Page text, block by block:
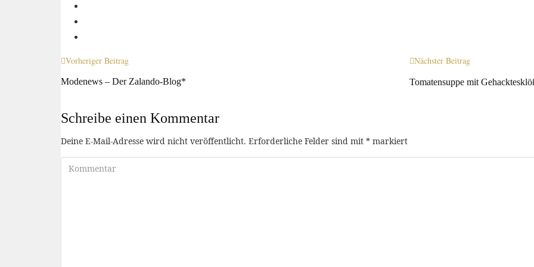
Vorheriger Beitrag
Modenews – Der Zalando-Blog*
Nächster Beitrag
Tomatensuppe mit
Schreibe einen Kommentar
Deine E-Mail-Adresse wird nicht veröffentlicht. Erforderliche Felder sind mit * markiert
Kommentar